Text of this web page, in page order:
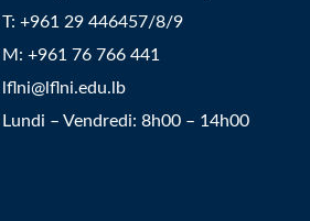
​T: +961 29 446457/8/9
​M: +961 76 766 441
lflni@lflni.edu.lb
Lundi – Vendredi: 8h00 – 14h00